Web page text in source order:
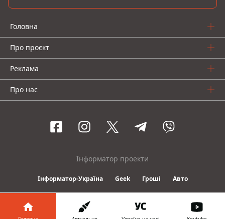
Головна
Про проєкт
Реклама
Про нас
Інформатор проекти
Інформатор-Україна Geek Гроші Авто
© 2016-2026 Informator